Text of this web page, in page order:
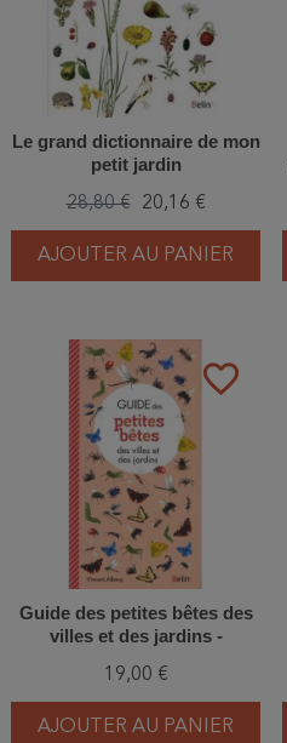
Le grand dictionnaire de mon
petit jardin
28,80 € 20,16 €
AJOUTER AU PANIER
favorite_border
Guide des petites bêtes des
villes et des jardins -
19,00 €
AJOUTER AU PANIER